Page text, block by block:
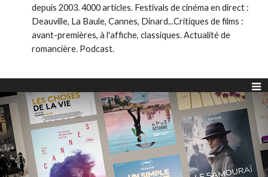
depuis 2003. 4000 articles. Festivals de cinéma en direct :
Deauville, La Baule, Cannes, Dinard...Critiques de films :
avant-premières, à l'affiche, classiques. Actualité de
romancière. Podcast.